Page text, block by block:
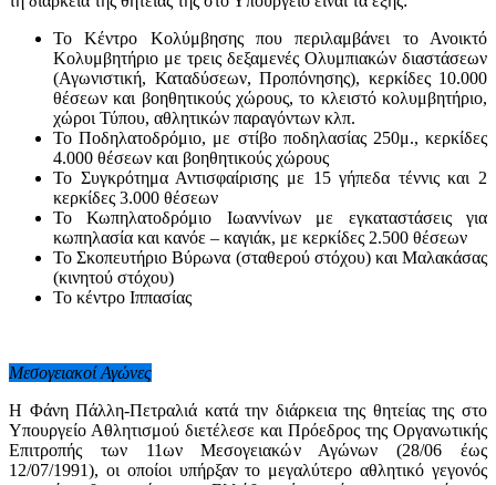
Το Κέντρο Κολύμβησης που περιλαμβάνει το Ανοικτό
Κολυμβητήριο με τρεις δεξαμενές Ολυμπιακών διαστάσεων
(Αγωνιστική, Καταδύσεων, Προπόνησης), κερκίδες 10.000
θέσεων και βοηθητικούς χώρους, το κλειστό κολυμβητήριο,
χώροι Τύπου, αθλητικών παραγόντων κλπ.
Το Ποδηλατοδρόμιο, με στίβο ποδηλασίας 250μ., κερκίδες
4.000 θέσεων και βοηθητικούς χώρους
Το Συγκρότημα Αντισφαίρισης με 15 γήπεδα τέννις και 2
κερκίδες 3.000 θέσεων
Το Κωπηλατοδρόμιο Ιωαννίνων με εγκαταστάσεις για
κωπηλασία και κανόε – καγιάκ, με κερκίδες 2.500 θέσεων
Το Σκοπευτήριο Βύρωνα (σταθερού στόχου) και Μαλακάσας
(κινητού στόχου)
Το κέντρο Ιππασίας
Μεσογειακοί Αγώνες
Η Φάνη Πάλλη-Πετραλιά κατά την διάρκεια της θητείας της στο
Υπουργείο Αθλητισμού διετέλεσε και Πρόεδρος της Οργανωτικής
Επιτροπής των 11ων Μεσογειακών Αγώνων (28/06 έως
12/07/1991), οι οποίοι υπήρξαν το μεγαλύτερο αθλητικό γεγονός